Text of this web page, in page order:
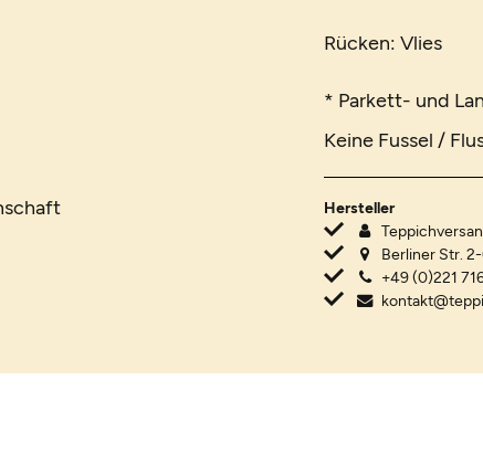
Rücken: Vlies
* Parkett- und
Keine Fussel /
Hersteller
Berliner Str.
+49 (0)221